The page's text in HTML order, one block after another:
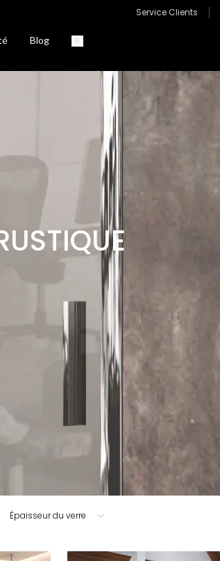
Service Clients
Blog
Épaisseur du verre